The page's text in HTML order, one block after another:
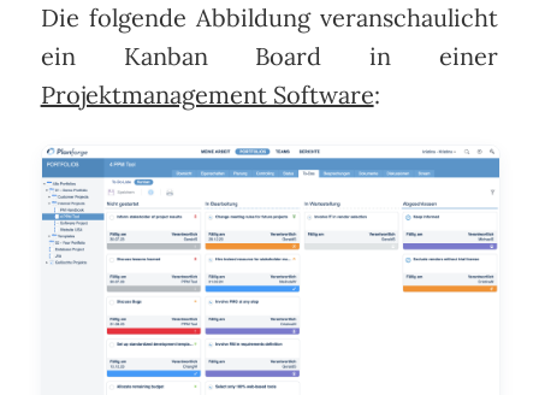
Die folgende Abbildung veranschaulicht
ein Kanban Board in einer
Projektmanagement Software: